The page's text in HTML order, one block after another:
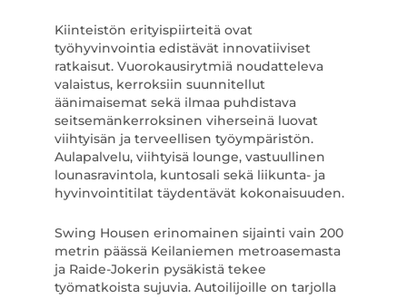
Kiinteistön erityispiirteitä ovat
työhyvinvointia edistävät innovatiiviset
ratkaisut. Vuorokausirytmiä noudatteleva
valaistus, kerroksiin suunnitellut
äänimaisemat sekä ilmaa puhdistava
seitsemänkerroksinen viherseinä luovat
viihtyisän ja terveellisen työympäristön.
Aulapalvelu, viihtyisä lounge, vastuullinen
lounasravintola, kuntosali sekä liikunta- ja
hyvinvointitilat täydentävät kokonaisuuden.
Swing Housen erinomainen sijainti vain 200
metrin päässä Keilaniemen metroasemasta
ja Raide-Jokerin pysäkistä tekee
työmatkoista sujuvia. Autoilijoille on tarjolla